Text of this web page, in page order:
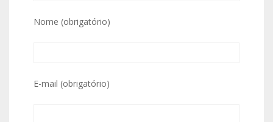
Nome (obrigatório)
E-mail (obrigatório)